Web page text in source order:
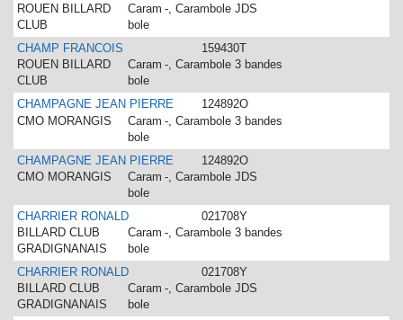
ROUEN BILLARD
CLUB
Caram
bole
-, Carambole JDS
CHAMP FRANCOIS
159430T
ROUEN BILLARD
CLUB
Caram
bole
-, Carambole 3 bandes
CHAMPAGNE JEAN PIERRE
124892O
CMO MORANGIS
Caram
bole
-, Carambole 3 bandes
CHAMPAGNE JEAN PIERRE
124892O
CMO MORANGIS
Caram
bole
-, Carambole JDS
CHARRIER RONALD
021708Y
BILLARD CLUB
GRADIGNANAIS
Caram
bole
-, Carambole 3 bandes
CHARRIER RONALD
021708Y
BILLARD CLUB
GRADIGNANAIS
Caram
bole
-, Carambole JDS